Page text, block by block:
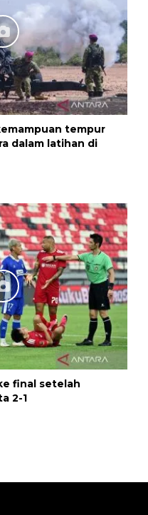
tempur
dalam latihan di
final setelah
2-1